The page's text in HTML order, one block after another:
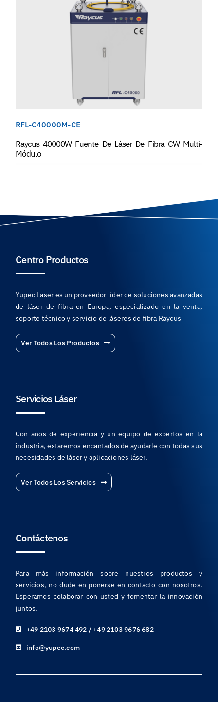
RFL-C40000M-CE
Raycus 40000W Fuente De Láser De Fibra CW Multi-
Módulo
Centro Productos
Yupec Laser es un proveedor líder de soluciones avanzadas
de láser de fibra en Europa, especializado en la venta,
soporte técnico y servicio de láseres de fibra Raycus.
Ver Todos Los Productos
Servicios Láser
Con años de experiencia y un equipo de expertos en la
industria, estaremos encantados de ayudarle con todas sus
necesidades de láser y aplicaciones láser.
Ver Todos Los Servicios
Contáctenos
Para más información sobre nuestros productos y
servicios, no dude en ponerse en contacto con nosotros.
Esperamos colaborar con usted y fomentar la innovación
juntos.
+49 2103 9674 492 / +49 2103 9676 682
info@yupec.com